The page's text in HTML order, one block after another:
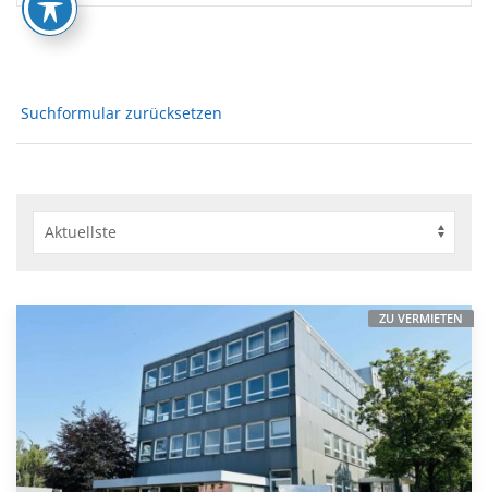
Suchformular zurücksetzen
ZU VERMIETEN